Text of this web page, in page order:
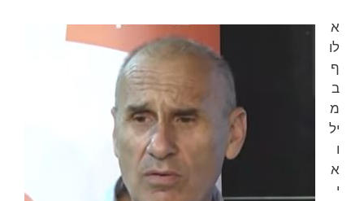
א
לו
ף
ב
מ
יל
ו
א
י